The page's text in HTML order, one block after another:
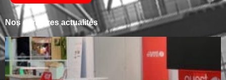
Nos dernières actualités